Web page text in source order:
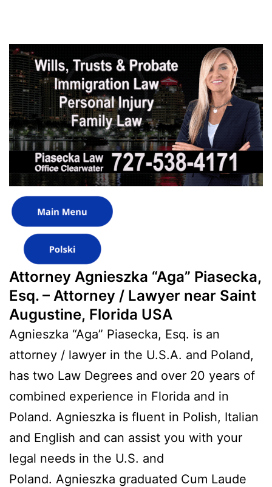
Attorney Agnieszka “Aga” Piasecka,
Esq. – Attorney / Lawyer near Saint
Augustine, Florida USA
Agnieszka “Aga” Piasecka, Esq. is an
attorney / lawyer in the U.S.A. and Poland,
has two Law Degrees and over 20 years of
combined experience in Florida and in
Poland. Agnieszka is fluent in Polish, Italian
and English and can assist you with your
legal needs in the U.S. and
Poland. Agnieszka graduated Cum Laude